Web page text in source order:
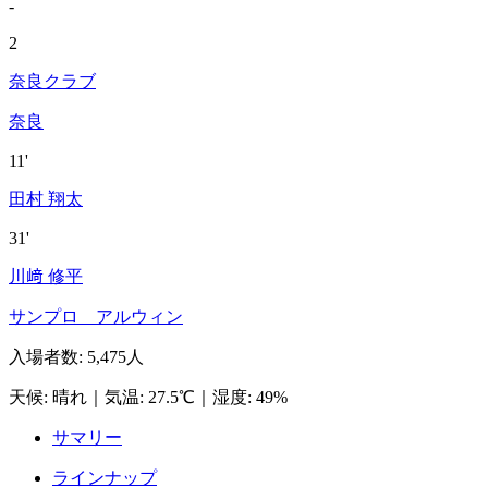
-
2
奈良クラブ
奈良
11'
田村 翔太
31'
川﨑 修平
サンプロ アルウィン
入場者数: 5,475人
天候: 晴れ 気温: 27.5℃ 湿度: 49%
サマリー
ラインナップ